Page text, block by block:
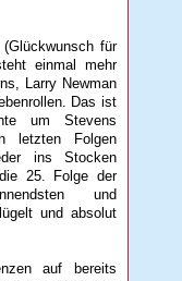
für
einmal mehr
Larry Newman
Das ist
um Stevens
letzten Folgen
ins Stocken
25. Folge der
und
und absolut
auf bereits